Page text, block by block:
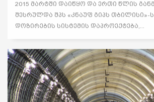
2015 მარტში დაიწყო და ერთი წლის
შესრულდა შპს «კნაუფ გიპს თბილისი»-
დოზირების სისტემის დაპროექტება,...